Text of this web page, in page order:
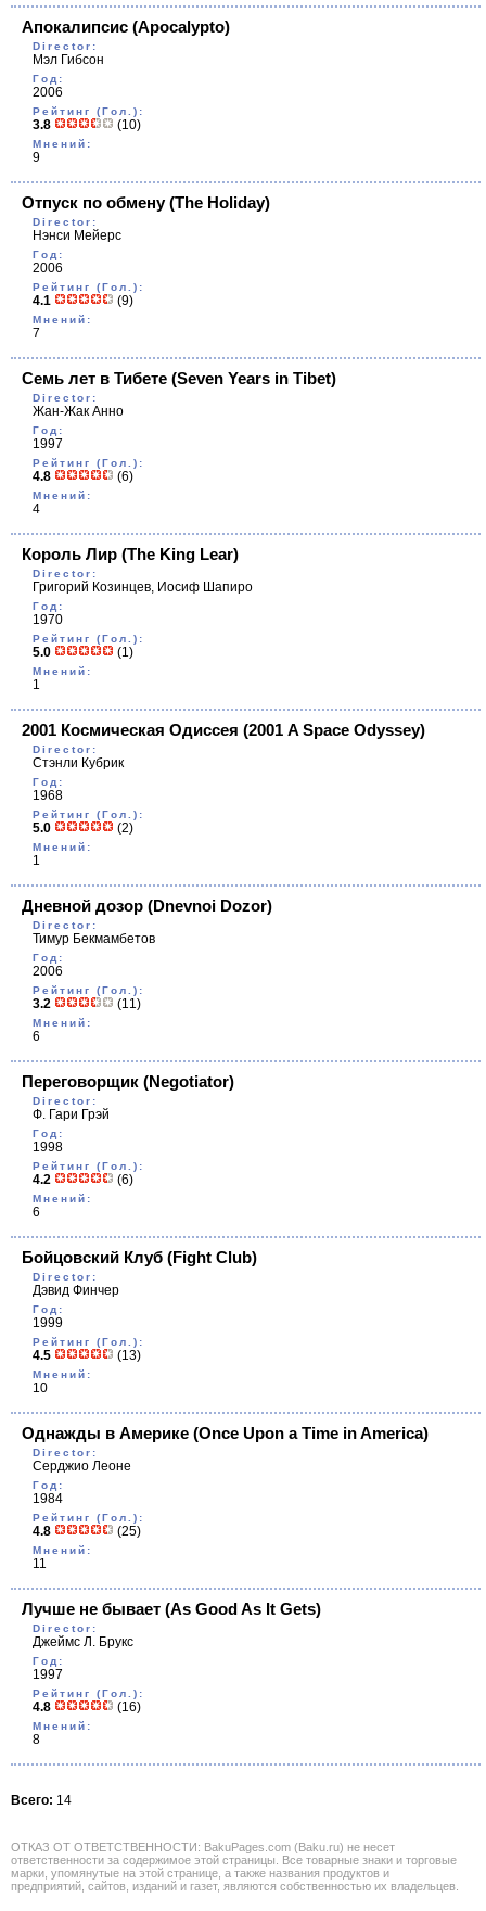
Апокалипсис (Apocalypto)
Director:
Мэл Гибсон
Год:
2006
Рейтинг (Гол.):
3.8 (10)
Мнений:
9
Отпуск по обмену(The Holiday)
Director:
Нэнси Мейерс
Год:
2006
Рейтинг (Гол.):
4.1 (9)
Мнений:
7
Семь лет в Тибете (Seven Years in Tibet)
Director:
Жан-Жак Анно
Год:
1997
Рейтинг (Гол.):
4.8 (6)
Мнений:
4
Король Лир (The King Lear)
Director:
Григорий Козинцев, Иосиф Шапиро
Год:
1970
Рейтинг (Гол.):
5.0 (1)
Мнений:
1
2001 Космическая Одиссея (2001 A Space Odyssey)
Director:
Стэнли Кубрик
Год:
1968
Рейтинг (Гол.):
5.0 (2)
Мнений:
1
Дневной дозор (Dnevnoi Dozor)
Director:
Тимур Бекмамбетов
Год:
2006
Рейтинг (Гол.):
3.2 (11)
Мнений:
6
Переговорщик (Negotiator)
Director:
Ф. Гари Грэй
Год:
1998
Рейтинг (Гол.):
4.2 (6)
Мнений:
6
Бойцовский Клуб (Fight Club)
Director:
Дэвид Финчер
Год:
1999
Рейтинг (Гол.):
4.5 (13)
Мнений:
10
Однажды в Америке (Once Upon a Time in America)
Director:
Серджио Леоне
Год:
1984
Рейтинг (Гол.):
4.8 (25)
Мнений:
11
Лучше не бывает (As Good As It Gets)
Director:
Джеймс Л. Брукс
Год:
1997
Рейтинг (Гол.):
4.8 (16)
Мнений:
8
Всего: 14
ОТКАЗ ОТ ОТВЕТСТВЕННОСТИ: BakuPages.com (Baku.ru) не несет
ответственности за содержимое этой страницы. Все товарные знаки и торговые
марки, упомянутые на этой странице, а также названия продуктов и
предприятий, сайтов, изданий и газет, являются собственностью их владельцев.